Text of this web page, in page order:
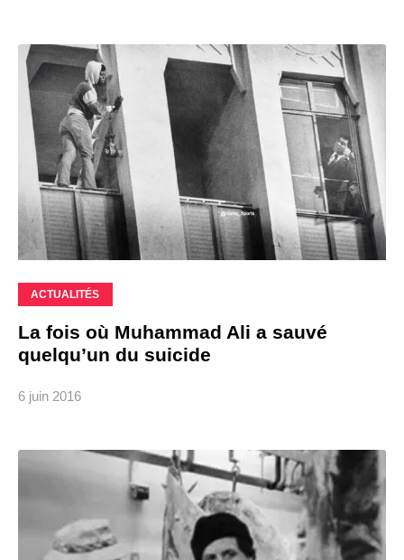
ACTUALITÉS
La fois où Muhammad Ali a sauvé
quelqu’un du suicide
6 juin 2016